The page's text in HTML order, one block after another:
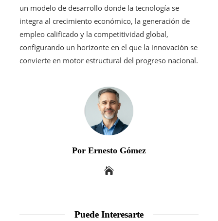
un modelo de desarrollo donde la tecnología se
integra al crecimiento económico, la generación de
empleo calificado y la competitividad global,
configurando un horizonte en el que la innovación se
convierte en motor estructural del progreso nacional.
Por Ernesto Gómez
Puede Interesarte